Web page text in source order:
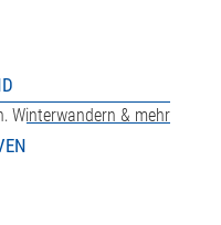
Winterwandern & mehr